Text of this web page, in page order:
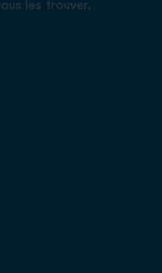
les trouver,